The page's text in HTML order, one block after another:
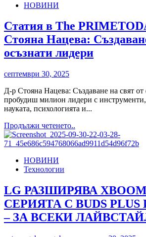
Нацева
гост
в
Радио
Фокус
НОВИНИ
Статия в Тhe
Стояна Нацева:
осъзнати лидери
септември 30, 2025
Д-р Стояна Нацева: Създаване на свят от
пробудиш милион лидери с
науката, психологията и...
Продължи четенето..
more
about
Д-
р
Стояна
Нацева:
Създаване
НОВИНИ
Технологии
LG РАЗШИРЯВА XBOOM
СЕРИЯТА С BUDS PLUS
– ЗА ВСЕКИ